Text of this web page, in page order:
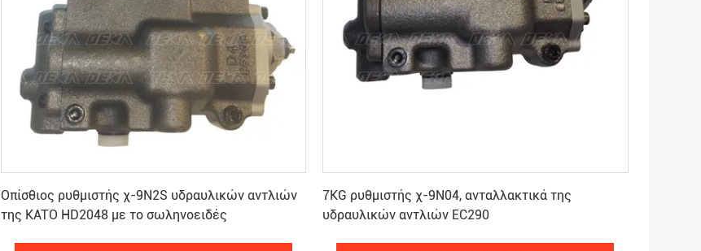
Οπίσθιος ρυθμιστής χ-9N2S υδραυλικών αντλιών
της KATO HD2048 με το σωληνοειδές
7KG ρυθμιστής χ-9N04, ανταλλακτικά της
υδραυλικών αντλιών EC290